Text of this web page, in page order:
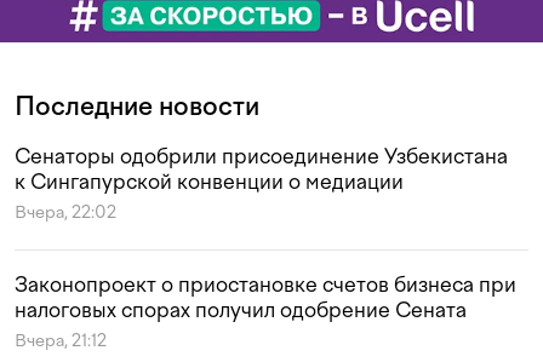
Последние новости
Сенаторы одобрили присоединение Узбекистана
к Сингапурской конвенции о медиации
Вчера, 22:02
Законопроект о приостановке счетов бизнеса при
налоговых спорах получил одобрение Сената
Вчера, 21:12